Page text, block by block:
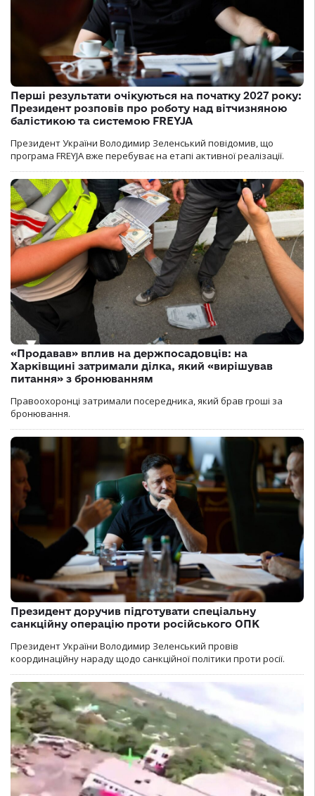
Перші результати очікуються на початку 2027 року:
Президент розповів про роботу над вітчизняною
балістикою та системою FREYJA
Президент України Володимир Зеленський повідомив, що
програма FREYJA вже перебуває на етапі активної реалізації.
«Продавав» вплив на держпосадовців: на
Харківщині затримали ділка, який «вирішував
питання» з бронюванням
Правоохоронці затримали посередника, який брав гроші за
бронювання.
Президент доручив підготувати спеціальну
санкційну операцію проти російського ОПК
Президент України Володимир Зеленський провів
координаційну нараду щодо санкційної політики проти росії.